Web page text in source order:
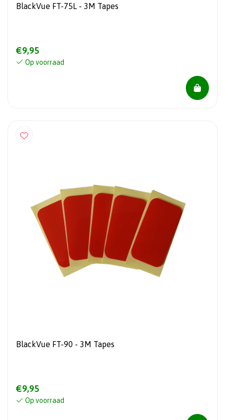
BlackVue FT-75L - 3M Tapes
€9,95
Op voorraad
BlackVue FT-90 - 3M Tapes
€9,95
Op voorraad